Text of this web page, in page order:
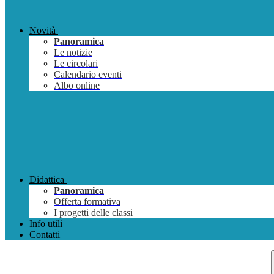
Novità
Panoramica
Le notizie
Le circolari
Calendario eventi
Albo online
Didattica
Panoramica
Offerta formativa
I progetti delle classi
Info utili
Contatti